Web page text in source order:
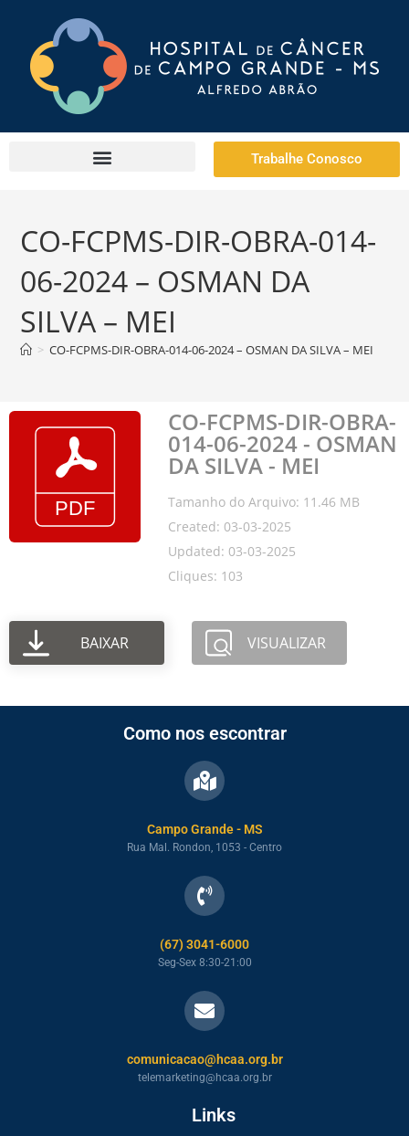
Trabalhe Conosco
CO-FCPMS-DIR-OBRA-014-
06-2024 – OSMAN DA
SILVA – MEI
> CO-FCPMS-DIR-OBRA-014-06-2024 – OSMAN DA SILVA – MEI
CO-FCPMS-DIR-OBRA-
014-06-2024 - OSMAN
DA SILVA - MEI
Tamanho do Arquivo: 11.46 MB
Created: 03-03-2025
Updated: 03-03-2025
Cliques: 103
BAIXAR VISUALIZAR
Como nos escontrar
Campo Grande - MS
Rua Mal. Rondon, 1053 - Centro
(67) 3041-6000
Seg-Sex 8:30-21:00
comunicacao@hcaa.org.br
telemarketing@hcaa.org.br
Links